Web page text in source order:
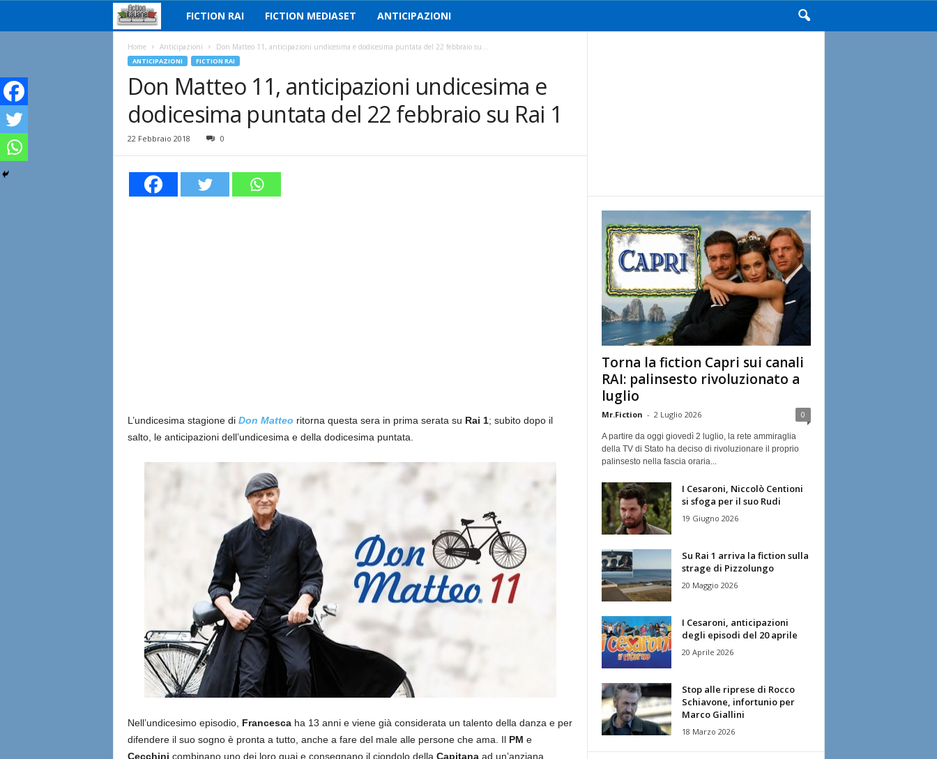
i
c
i
n
FICTION RAI FICTION MEDIASET ANTICIPAZIONI
Home Anticipazioni Don Matteo 11, anticipazioni undicesima e dodicesima puntata del 22 febbraio su...
ANTICIPAZIONI FICTION RAI
Don Matteo 11, anticipazioni undicesima e
dodicesima puntata del 22 febbraio su Rai 1
22 Febbraio 2018 0
L’undicesima stagione di Don Matteo ritorna questa sera in prima serata su Rai 1; subito dopo il
salto, le anticipazioni dell’undicesima e della dodicesima puntata.
Nell’undicesimo episodio, Francescaha 13 anni e viene già considerata un talento della danza e per
difendere il suo sogno è pronta a tutto, anche a fare del male alle persone che ama. Il PM e
Cecchini combinano uno dei loro guai e consegnano il ciondolo della Capitanaad un’anziana
Torna la fiction Capri sui canali
RAI: palinsesto rivoluzionato a
luglio
Mr.Fiction - 2 Luglio 2026 0
A partire da oggi giovedì 2 luglio, la rete ammiraglia
della TV di Stato ha deciso di rivoluzionare il proprio
palinsesto nella fascia oraria...
I Cesaroni, Niccolò Centioni
si sfoga per il suo Rudi
19 Giugno 2026
Su Rai 1 arriva la fiction sulla
strage di Pizzolungo
20 Maggio 2026
I Cesaroni, anticipazioni
degli episodi del 20 aprile
20 Aprile 2026
Stop alle riprese di Rocco
Schiavone, infortunio per
Marco Giallini
18 Marzo 2026